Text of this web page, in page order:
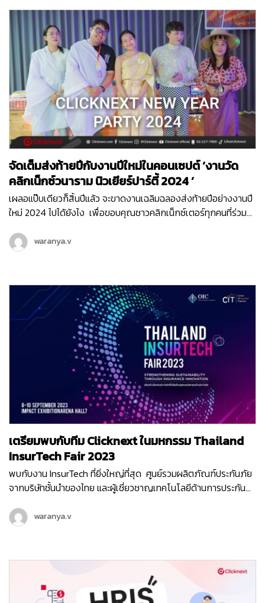
กับ Meta พร้อมกับได้อัปเดทแผนพัฒนาของระบบ Chatcone ที่จะ
เกิดขึ้นในปีนี้แบบยาว ๆ และยังมีแคมเปญการตลาดออนไลน์ต่าง ๆ ที่
ได้รับการสนับสนุนจาก Meta อีกด้วย รับรองว่าในปี 2024 ระบบรวม
แชท Chatcone จะมีฟีเจอร์ล้ำ ๆ ให้ลูกค้าทุกท่านได้ใช้งานแน่นอน
โดยเฉพาะฟีเจอร์ที่ได้เชื่อมต่อกับแพลตฟอร์มในเครือ Meta อย่าง
Facebook , Messenger และ Instagram ที่จะช่วยตอบโจทย์ความ
ต้องการของธุรกิจ ทั้งการบริการ การขายและการตลาดออนไลน์ไว้
ครบอย่างแน่นอนค่ะ
จัดเต็มส่งท้ายปีกับงานปีใหม่ในคอนเซปต์ ‘งานวัด
คลิกเน็กซ์วนาราม นิวเยียร์ปาร์ตี้ 2024 ’
เผลอแป๊บเดียวก็สิ้นปีแล้ว จะขาดงานเฉลิมฉลองส่งท้ายปีอย่างงานปี
ใหม่ 2024 ไปได้ยังไง เพื่อขอบคุณชาวคลิกเน็กซ์เตอร์ทุกคนที่ร่วม
ของกันสุด ในคอนเซปต์ม่วน ๆ อย่าง ‘ งานวัดคลิกเน็กซ์วนาราม นิว
เยียร์ปาร์ตี้ 2024 ’ งานวัดคลิกเน็กซ์ย่านพญาไทเปิดต้อนรับสาธุชน
เริ่มจากการสืบสานประเพณีดั้งเดิมของพวกเรา Clicknext นั่นก็คือ
Team Present มาดูสิว่าปี 2023 ที่ผ่านมา คลิกเน็กซ์เราผ่านอะไรมา
บ้าง ? นำขบวนมาด้วย คุณวิน-ศุภยศ CEO ของเราที่มามาลัยดาว
เรืองเหลืองอร่ามมาเลย! CEO Talk ปีนี้เรามีโปรดักส์ และบริการใหม่
ๆ เพิ่มขึ้นเยอะมาก เช่น E-meeting , 3CX Cloud หรือ AI โดย
บริการเก่าเราก็ยังไม่หยุดพัฒนานะ เพราะเรามี Goal ของปีหน้าไว้ว่า
เราจะพุ่งทะยานไปได้ไกลขึ้นอีก ส่วนแต่ละทีมนั้นก็ไม่น้อยหน้ากันเลย
ผลงานปังไม่พอ ยังงัดฝีมือการทำพรีเซนต์ให้เข้าธีมงานวัดกันสุด ๆ
ทั้งทีม HR & Accounting , BMS , Goverment , WeAble , SI ,
MakeWebEasy ทั้งไทยและอินโด และทีมโปรดักซ์ต่าง ๆ ทั้ง Mobile ,
CMS , Chatcone , E-meeting , Kept Point , AI Team ปิดท้าย
ด้วยทีม Interactive Media ที่มากับของเล่นล้ำๆ เช่นเคย หมดช่วง
Team Present ก็ต่อกันด้วยกิจกรรมปล่อยจอย ปล่อยใจกับบูธ
อาหารและซุ้มกิจกรรมสุดม่วนที่เหมือนยกงานวัดมาไว้ที่นี่…
waranya.v
เตรียมพบกับทีม Clicknext ในมหกรรม Thailand
InsurTech Fair 2023
พบกับงาน InsurTech ที่ยิ่งใหญ่ที่สุด ศูนย์รวมผลิตภัณฑ์ประกันภัย
จากบริษัทชั้นนำของไทย และผู้เชี่ยวชาญเทคโนโลยีด้านการประกัน
มหกรรมเทคโนโลยีประกันภัยยิ่งใหญ่ครบวงจรแห่งปี ที่จัดโดย
สำนักงานคณะกรรมการกำกับและส่งเสริมการประกอบธุรกิจประกัน
ช่วยยกระดับการบริการให้กับธุรกิจประกันภัย เข้าร่วมงานนี้ด้วย ไม่ว่า
จะเป็น Chatcone : ระบบจัดการแชททุกช่องทาง พร้อมแชทบอทช่วย
ตอบลูกค้า 24 ชม. แพลตฟอร์มที่ยกระดับการให้บริการผ่านแชท
waranya.v